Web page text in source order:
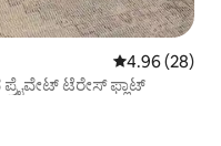
5 ರಲ್ಲಿ 4.96
4.96 (28)
ಟೆರೇಸ್ ಫ್ಲಾಟ್